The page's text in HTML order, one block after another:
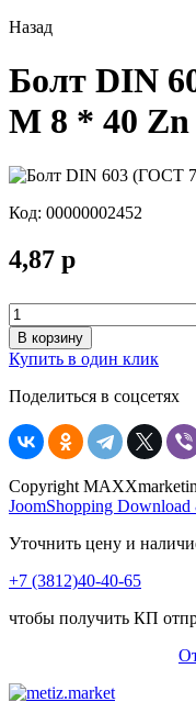
Назад
Болт DIN
М 8 * 40 Zn
Код: 00000002452
4,87 р
В корзину
Купить в один клик
Поделиться в соцсетях
Copyright
JoomShopping Download
Уточнить цену и
+7 (3812)40-40-65
чтобы получить КП